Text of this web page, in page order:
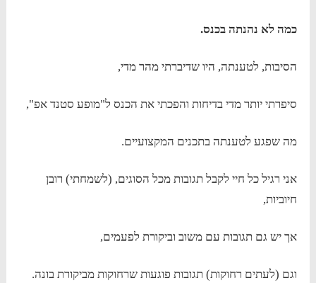
כמה לא נהנתה בכנס.
הסיבות, לטענתה, היו שדיברתי מהר מדי,
סיפרתי יותר מדי בדיחות והפכתי את הכנס ל"מופע סטנד אפ",
מה שפגע לטענתה בתכנים המקצועיים.
אני רגיל כל חיי לקבל תגובות מכל הסוגים, (לשמחתי) רובן
חיוביות,
אך יש גם תגובות עם משוב וביקורת לפעמים,
וגם (לעתים רחוקות) תגובות פוגעות שרחוקות מביקורת בונה.